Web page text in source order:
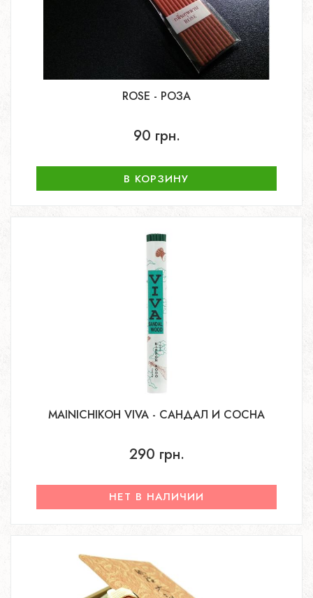
ROSE - РОЗА
90 грн.
В КОРЗИНУ
MAINICHIKOH VIVA - САНДАЛ И СОСНА
290 грн.
НЕТ В НАЛИЧИИ